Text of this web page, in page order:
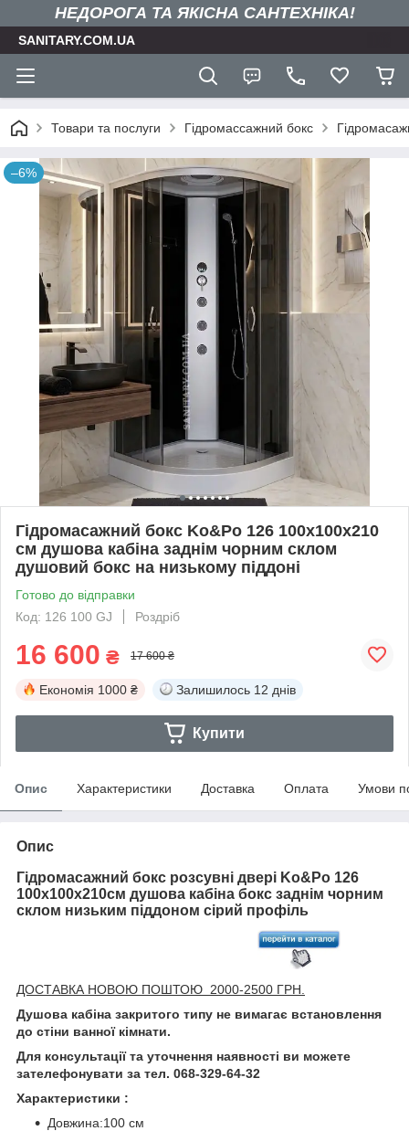
НЕДОРОГА ТА ЯКIСНА САНТЕХНІКА!
SANITARY.COM.UA
Товари та послуги Гідромассажний бокс
–6%
Гідромасажний бокс Ko&Po 126 100x100х210
см душова кабіна заднім чорним склом
душовий бокс на низькому піддоні
Готово до відправки
Код: 126 100 GJ
Роздріб
16 600 ₴ 17 600 ₴
Економія 1000 ₴ Залишилось 12 днів
Купити
Опис Характеристики Доставка Оплата Умови
Опис
Гідромасажний бокс розсувні двері Ko&Po 126
100x100х210см душова кабіна бокс заднім чорним
склом низьким піддоном сірий профіль
ДОСТАВКА НОВОЮ ПОШТОЮ 2000-2500 ГРН.
Душова кабіна закритого типу не вимагає встановлення
до стіни ванної кімнати.
Для консультації та уточнення наявності ви можете
зателефонувати за тел. 068-329-64-32
Характеристики :
Довжина:100 см